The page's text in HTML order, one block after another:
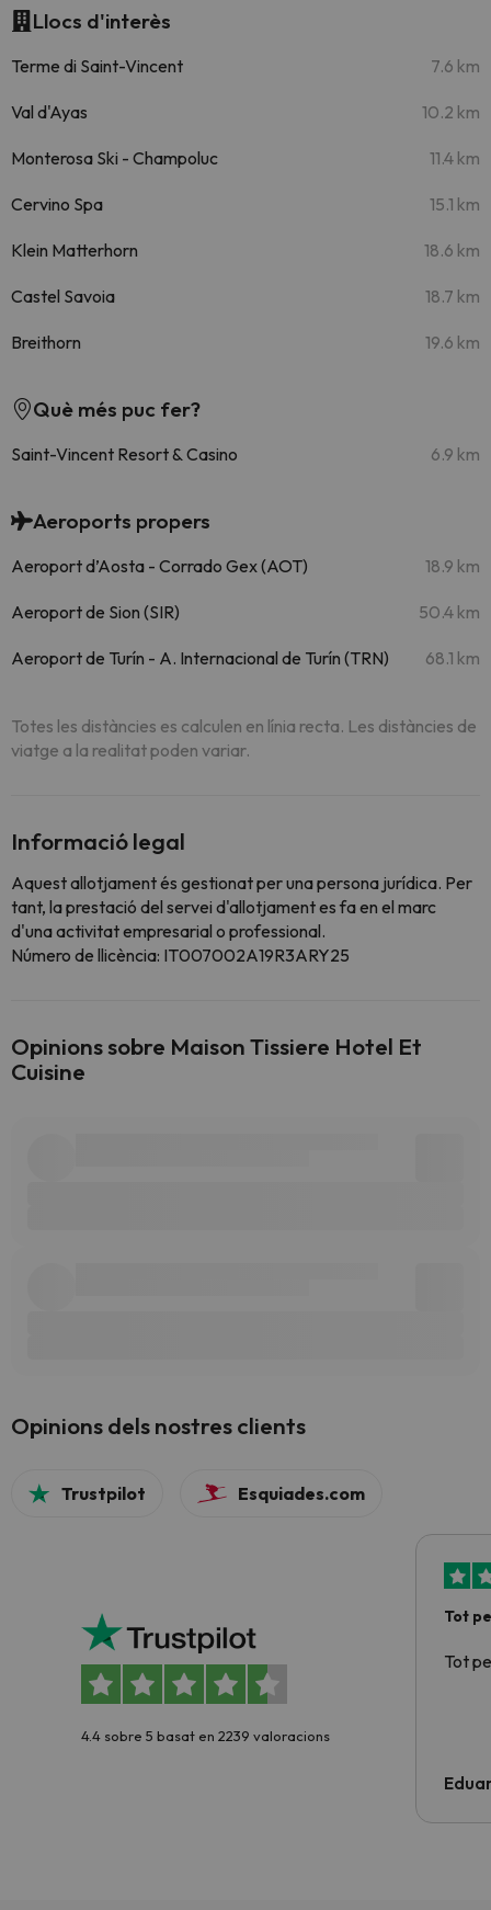
Llocs d'interès
Terme di Saint-Vincent 7.6 km
Val d'Ayas 10.2 km
Monterosa Ski - Champoluc 11.4 km
Cervino Spa 15.1 km
Klein Matterhorn 18.6 km
Castel Savoia 18.7 km
Breithorn 19.6 km
Què més puc fer?
Saint-Vincent Resort & Casino 6.9 km
Aeroports propers
Aeroport d’Aosta - Corrado Gex (AOT) 18.9 km
Aeroport de Sion (SIR) 50.4 km
Aeroport de Turín - A. Internacional de Turín (TRN) 68.1 km
Totes les distàncies es calculen en línia recta. Les distàncies de
viatge a la realitat poden variar.
Informació legal
Aquest allotjament és gestionat per una persona jurídica. Per
tant, la prestació del servei d'allotjament es fa en el marc
d'una activitat empresarial o professional.
Número de llicència: IT007002A19R3ARY25
Opinions sobre Maison Tissiere Hotel Et
Cuisine
Opinions dels nostres clients
Trustpilot Esquiades.com
4.4 sobre 5 basat en 2239 valoracions
Tot
Tot